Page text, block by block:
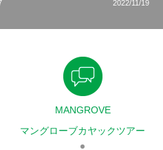
2022/11/19
MANGROVE
マングローブカヤックツアー